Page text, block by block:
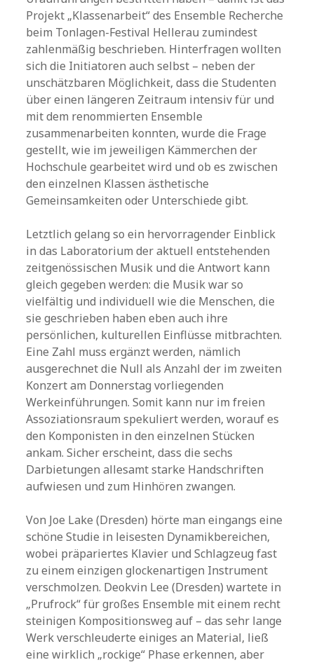
Projekt „Klassenarbeit“ des Ensemble Recherche
beim Tonlagen-Festival Hellerau zumindest
zahlenmäßig beschrieben. Hinterfragen wollten
sich die Initiatoren auch selbst – neben der
unschätzbaren Möglichkeit, dass die Studenten
über einen längeren Zeitraum intensiv für und
mit dem renommierten Ensemble
zusammenarbeiten konnten, wurde die Frage
gestellt, wie im jeweiligen Kämmerchen der
Hochschule gearbeitet wird und ob es zwischen
den einzelnen Klassen ästhetische
Gemeinsamkeiten oder Unterschiede gibt.
Letztlich gelang so ein hervorragender Einblick
in das Laboratorium der aktuell entstehenden
zeitgenössischen Musik und die Antwort kann
gleich gegeben werden: die Musik war so
vielfältig und individuell wie die Menschen, die
sie geschrieben haben eben auch ihre
persönlichen, kulturellen Einflüsse mitbrachten.
Eine Zahl muss ergänzt werden, nämlich
ausgerechnet die Null als Anzahl der im zweiten
Konzert am Donnerstag vorliegenden
Werkeinführungen. Somit kann nur im freien
Assoziationsraum spekuliert werden, worauf es
den Komponisten in den einzelnen Stücken
ankam. Sicher erscheint, dass die sechs
Darbietungen allesamt starke Handschriften
aufwiesen und zum Hinhören zwangen.
Von Joe Lake (Dresden) hörte man eingangs eine
schöne Studie in leisesten Dynamikbereichen,
wobei präpariertes Klavier und Schlagzeug fast
zu einem einzigen glockenartigen Instrument
verschmolzen. Deokvin Lee (Dresden) wartete in
„Prufrock“ für großes Ensemble mit einem recht
steinigen Kompositionsweg auf – das sehr lange
Werk verschleuderte einiges an Material, ließ
eine wirklich „rockige“ Phase erkennen, aber